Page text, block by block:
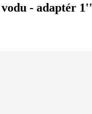
- adaptér 1''